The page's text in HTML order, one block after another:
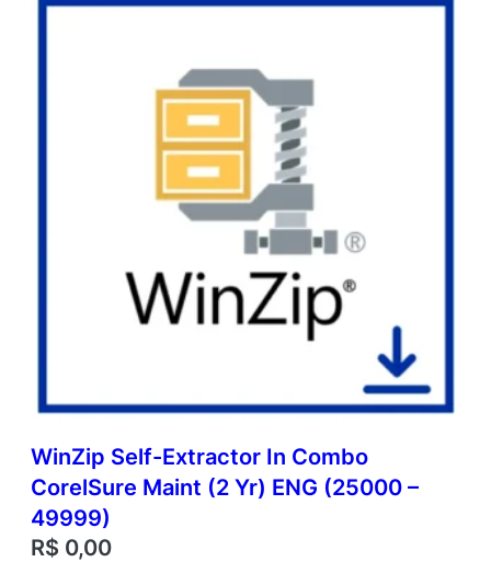
WinZip Self-Extractor In Combo
CorelSure Maint (2 Yr) ENG (25000 –
49999)
R$ 0,00